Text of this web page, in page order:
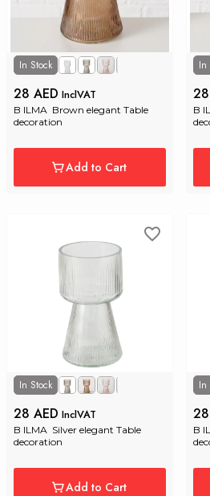
In Stock
28 AED InclVAT
B ILMA  Brown elegant Table
decoration
Add to Cart
In
B
In Stock
28 AED InclVAT
B ILMA  Silver elegant Table
decoration
Add to Cart
In
B